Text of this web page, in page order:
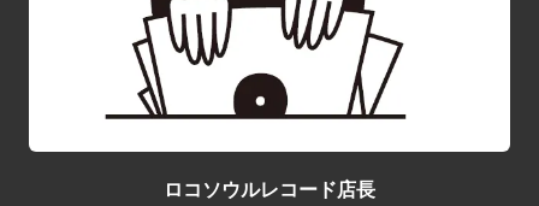
ロコソウルレコード店長